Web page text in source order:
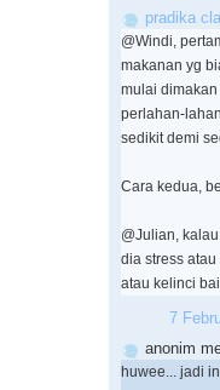
pradika
@Windi,
makanan yg
mulai
perlahan-
sedikit demi
Cara kedua,
@Julian,
dia stress
atau kelinci
7
anonim
huwee... jadi